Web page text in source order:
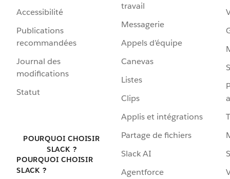
Accessibilité
Publications
recommandées
Journal des
modifications
Statut
POURQUOI CHOISIR
SLACK ?
POURQUOI CHOISIR
SLACK ?
travail
Messagerie
Appels d’équipe
Canevas
Listes
Clips
Applis et intégrations
Partage de fichiers
Slack AI
Agentforce